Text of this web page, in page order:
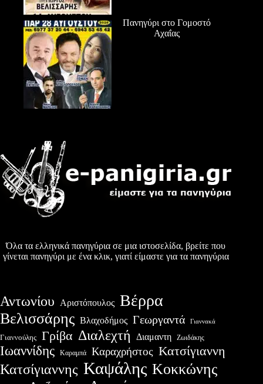
Πανηγύρι στο Γομοστό
Αχαΐας
Όλα τα ελληνικά πανηγύρια σε μια ιστοσελίδα, βρείτε που
γίνεται πανηγύρι με ένα κλικ, γιατί είμαστε για τα πανηγύρια
Αντωνίου Αριστόπουλος Βέρρα
Βελισσάρης Βλαχοδήμος Γεωργαντά Γιαννακά
Γιαννούλης Γρίβα Διαλεχτή Διαμαντη Ζωιδάκης
Ιωαννίδης Καραμπά Καραχρήστος Κατσίγιαννη
Κατσίγιαννης Καψάλης Κοκκώνης